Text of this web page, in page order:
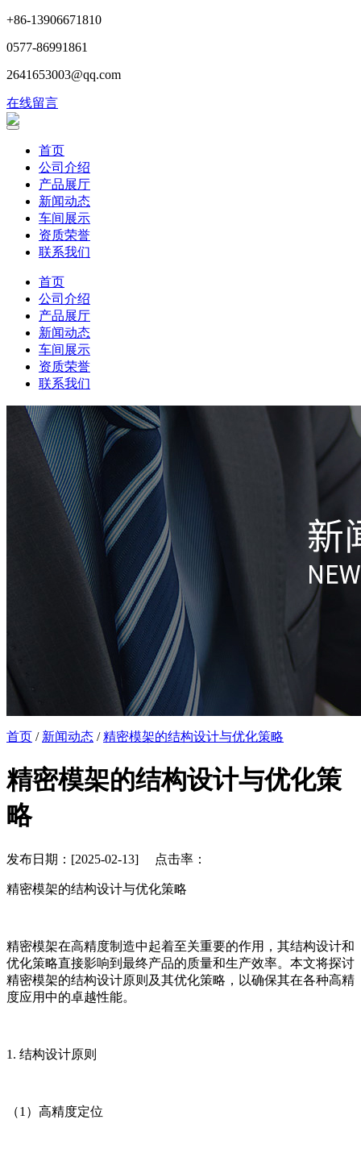
+86-13906671810
0577-86991861
2641653003@qq.com
在线留言
首页
公司介绍
产品展厅
新闻动态
车间展示
资质荣誉
联系我们
首页
公司介绍
产品展厅
新闻动态
车间展示
资质荣誉
联系我们
首页 / 新闻动态 /精密模架的结构设计与优化策略
精密模架的结构设计与优化策
略
发布日期：[2025-02-13] 点击率：
精密模架的结构设计与优化策略
精密模架在高精度制造中起着至关重要的作用，其结构设计和
优化策略直接影响到最终产品的质量和生产效率。本文将探讨
精密模架的结构设计原则及其优化策略，以确保其在各种高精
度应用中的卓越性能。
1. 结构设计原则
（1）高精度定位